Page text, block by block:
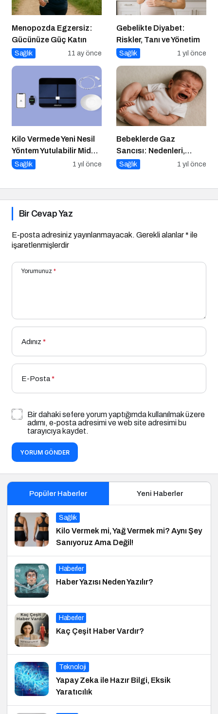
Menopozda Egzersiz:
Gücünüze Güç Katın
Sağlık 11 ay önce
Gebelikte Diyabet:
Riskler, Tanı ve Yönetim
Sağlık 1 yıl önce
Kilo Vermede Yeni Nesil
Yöntem Yutulabilir Mide
Balonu ile Ameliyatsız
Sağlık 1 yıl önce
Bebeklerde Gaz
Sancısı: Nedenleri,
Belirtileri ve Etkili
Sağlık 1 yıl önce
Bir Cevap Yaz
E-posta adresiniz yayınlanmayacak. Gerekli alanlar* ile
işaretlenmişlerdir
Yorumunuz *
Adınız *
E-Posta*
Bir dahaki sefere yorum yaptığımda kullanılmak üzere
adımı, e-posta adresimi ve web site adresimi bu
tarayıcıya kaydet.
YORUM GÖNDER
Popüler Haberler Yeni Haberler
Sağlık
Kilo Vermek mi, Yağ Vermek mi? Aynı Şey
Sanıyoruz Ama Değil!
Haberler
Haber Yazısı Neden Yazılır?
Haberler
Kaç Çeşit Haber Vardır?
Teknoloji
Yapay Zeka ile Hazır Bilgi, Eksik
Yaratıcılık